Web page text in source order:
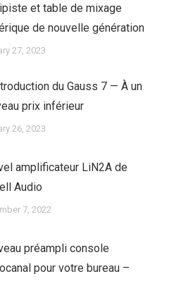
et table de mixage
de nouvelle génération
27, 2023
du Gauss 7 — À un
prix inférieur
26, 2023
amplificateur LiN2A de
Audio
7, 2022
préampli console
pour votre bureau –